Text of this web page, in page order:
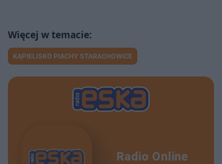
KĄPIELISKO PIACHY STARACHOWICE
Radio Online